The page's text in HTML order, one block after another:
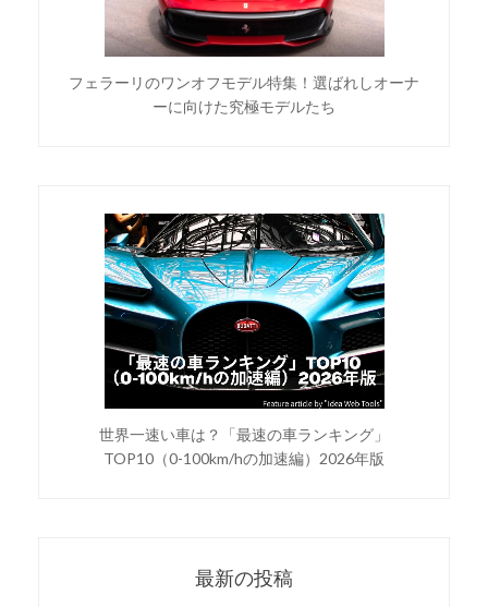
フェラーリのワンオフモデル特集！選ばれしオーナ
ーに向けた究極モデルたち
世界一速い車は？「最速の車ランキング」
TOP10（0-100km/hの加速編）2026年版
最新の投稿